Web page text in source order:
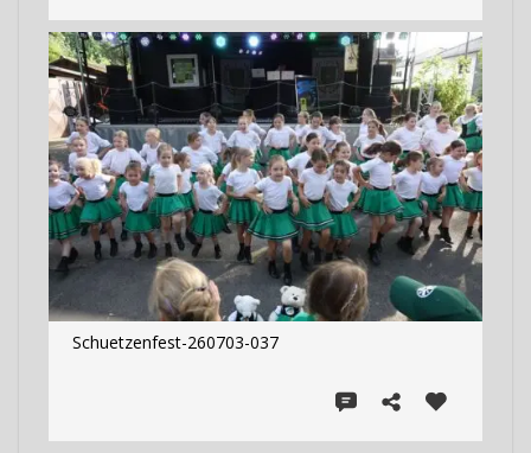
Schuetzenfest-260703-037